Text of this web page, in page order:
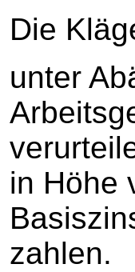
Die
unter
in Höhe
zahlen.